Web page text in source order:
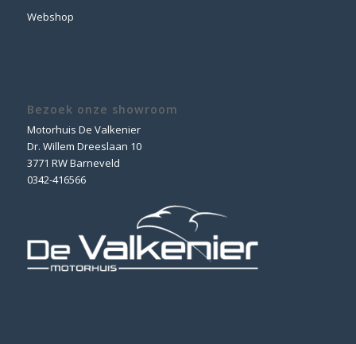
Webshop
Bezoek onze showroom
Motorhuis De Valkenier
Dr. Willem Dreeslaan 10
3771 RW Barneveld
0342-416566